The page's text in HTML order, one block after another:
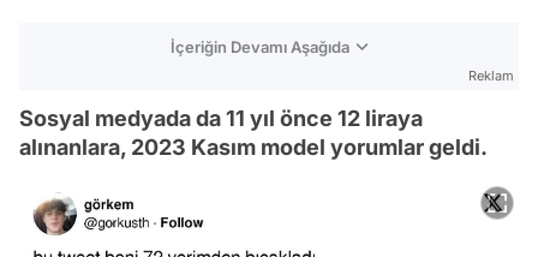
İçeriğin Devamı Aşağıda
Reklam
Sosyal medyada da 11 yıl önce 12 liraya
alınanlara, 2023 Kasım model yorumlar geldi.